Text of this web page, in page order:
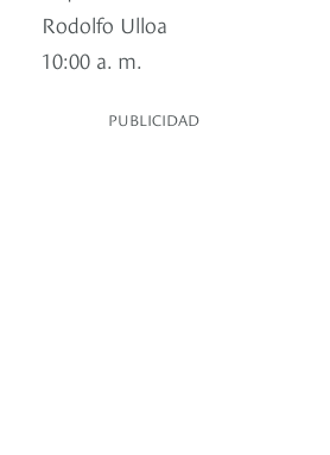
Rodolfo Ulloa
10:00 a. m.
PUBLICIDAD